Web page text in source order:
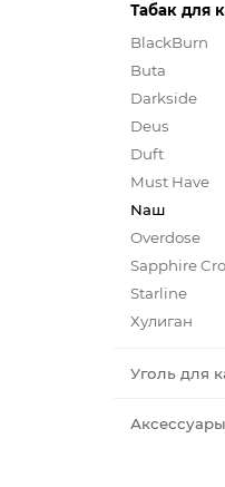
Табак для
BlackBurn
Buta
Darkside
Deus
Duft
Must Have
Nаш
Overdose
Sapphire
Starline
Хулиган
Уголь для